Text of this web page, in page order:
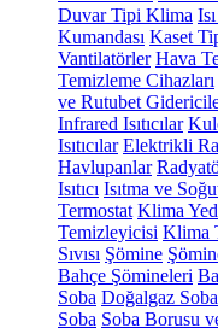
Duvar Tipi Klima
Kumandası Kaset
Vantilatörler Hava
Temizleme Cihazları
ve Rutubet
Infrared Isıtıcılar
Isıtıcılar Elektrikli
Havlupanlar
Isıtıcı Isıtma ve
Termostat Klima
Temizleyicisi Klima
Sıvısı Şömine
Bahçe Şömineleri
Soba Doğalgaz
Soba Soba Borusu